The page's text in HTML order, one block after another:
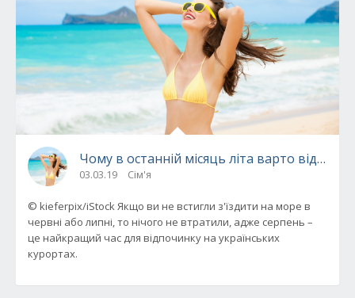
Чому в останній місяць літа варто
03.03.19 Сім'я
© kieferpix/iStock Якщо ви не встигли з'їздити на море в
червні або липні, то нічого не втратили, адже серпень –
це найкращий час для відпочинку на українських
курортах.